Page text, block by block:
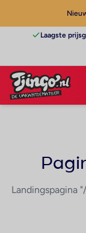
Laagste
Landingspagina